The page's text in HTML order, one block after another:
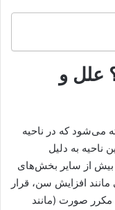
و
می‌شود که در ناحیه
به دلیل
از سایر بخش‌های
افزایش سن، قرار
صورت (مانند